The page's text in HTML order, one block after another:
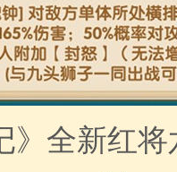
》全新红